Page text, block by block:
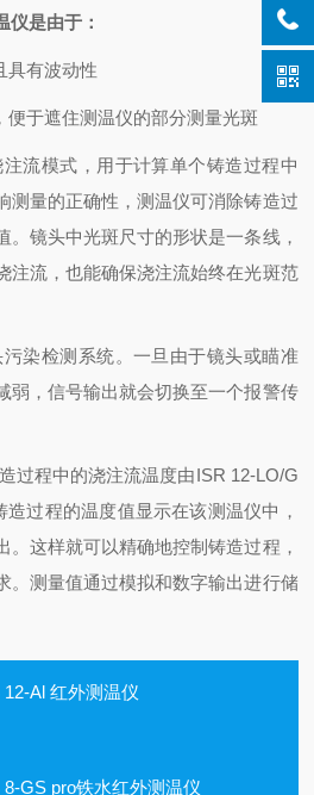
仪是由于：
具有波动性
便于遮住测温仪的部分测量光斑
流模式，用于计算单个铸造过程中
测量的正确性，测温仪可消除铸造过
。镜头中光斑尺寸的形状是一条线，
注流，也能确保浇注流始终在光斑范
染检测系统。一旦由于镜头或瞄准
弱，信号输出就会切换至一个报警传
过程中的浇注流温度由ISR 12-LO/G
过程的温度值显示在该测温仪中，
。这样就可以精确地控制铸造过程，
。测量值通过模拟和数字输出进行储
12-Al 红外测温仪
8-GS pro铁水红外测温仪